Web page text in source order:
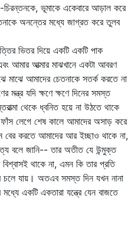
চিরন্তনকে, ভূমাকে একেবারে আড়াল করে
অনন্তের মধ্যে জাগ্রত করে তুলব
ভিতর দিয়ে একটি একটি পাক
আমার আত্মার মাঝখানে একটা আবরণ
মাঝে আমাদের চেতনাকে সতর্ক করতে না
যদি ক্ষণে ক্ষণে দিনের সমস্ত
থেকে ধ্বনিত হয়ে না উঠতে থাকে
লেগে শেষ কালে আমাদের অসাড় করে
করতে আমাদের আর ইচ্ছাও থাকে না,
বলে জানি-- তার অতীত যে উন্মুক্ত
থাকে না, এমন কি তার প্রতি
চলে যায়। অতএব সমস্ত দিন যখন নানা
একটি একতারা যন্ত্রে যেন বাজতে